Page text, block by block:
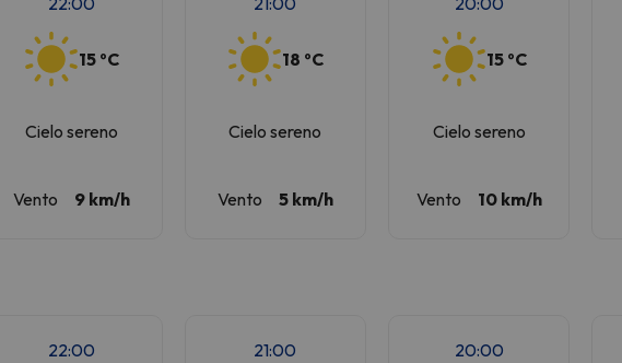
15 ºC
Cielo sereno
Vento 9 km/h
18 ºC
Cielo sereno
Vento 5 km/h
15 ºC
Cielo sereno
Vento 10 km/h
22:00 21:00 20:00